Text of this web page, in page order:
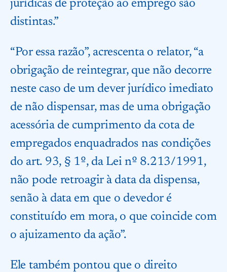
jurídicas de proteção ao emprego são
distintas.”
“Por essa razão”, acrescenta o relator, “a
obrigação de reintegrar, que não decorre
neste caso de um dever jurídico imediato
de não dispensar, mas de uma obrigação
acessória de cumprimento da cota de
empregados enquadrados nas condições
do art. 93, § 1º, da Lei nº 8.213/1991,
não pode retroagir à data da dispensa,
senão à data em que o devedor é
constituído em mora, o que coincide com
o ajuizamento da ação”.
Ele também pontou que o direito